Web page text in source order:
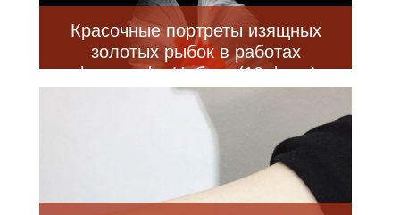
Красочные портреты изящных
золотых рыбок в работах
фотографа Цубаки (10 фото)